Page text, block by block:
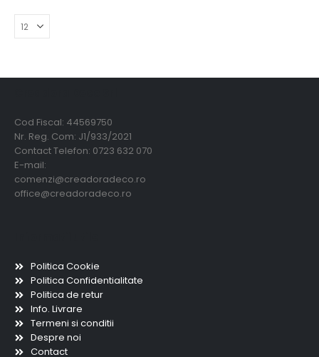
Cod Fiscal: 44569750
Nr. Reg. Com: J1/933/2021
Contact Telefon: 0723 632 070
E-mail:
comenzi@creadoradeco.ro
office@creadoradeco.ro
Politica Cookie
Politica Confidentialitate
Politica de retur
Info. Livrare
Termeni si conditii
Despre noi
Contact